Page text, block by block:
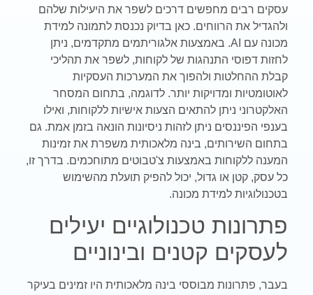
עסקים רבים מחפשים דרכים לשפר את היעילות שלהם
ולהגדיל את הרווחים. כאן בדיוק נכנסת לתמונה למידת
מכונה עם AI. באמצעות אלגוריתמים מתקדמים, ניתן
לחזות דפוסי התנהגות של לקוחות, לשפר את תהליכי
קבלת ההחלטות ולהפוך את המערכות העסקיות
לאוטומטיות ומדויקות יותר. לדוגמה, בתחום המסחר
האלקטרוני ניתן להתאים הצעות אישיות ללקוחות, ואילו
בענפי הפיננסים ניתן לזהות ניסיונות הונאה בזמן אמת. גם
בתחום השירותים, בינה מלאכותית משפרת את זמינות
המענה ללקוחות באמצעות צ'טבוטים מתוחכמים. בדרך זו,
כל עסק, קטן או גדול, יכול להפיק תועלת מהשימוש
בטכנולוגיות למידת מכונה.
פתרונות טכנולוגיים יעילים
לעסקים קטנים ובינוניים
בעבר, פתרונות מבוססי בינה מלאכותית היו זמינים בעיקר